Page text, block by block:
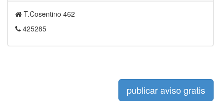
T.Cosentino 462
425285
publicar aviso gratis